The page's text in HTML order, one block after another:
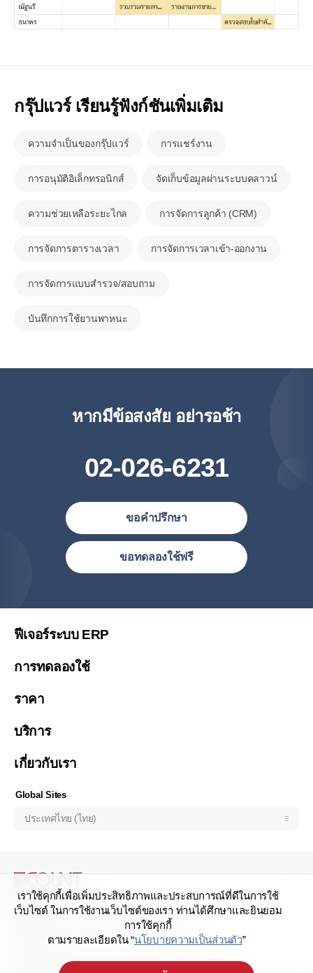
กรุ๊ปแวร์ เรียนรู้ฟังก์ชันเพิ่มเติม
ความจำเป็นของกรุ๊ปแวร์ การแชร์งาน
การอนุมัติอิเล็กทรอนิกส์ จัดเก็บข้อมูลผ่านระบบคลาวน์
ความช่วยเหลือระยะไกล การจัดการลูกค้า (CRM)
การจัดการตารางเวลา การจัดการเวลาเข้า-ออกงาน
การจัดการแบบสำรวจ/สอบถาม
บันทึกการใช้ยานพาหนะ
หากมีข้อสงสัย อย่ารอช้า
02-026-6231
ขอคำปรึกษา
ขอทดลองใช้ฟรี
ฟีเจอร์ระบบ ERP
การทดลองใช้
ราคา
บริการ
เกี่ยวกับเรา
Global Sites
ประเทศไทย (ไทย)
ประเทศไทย (ไทย)
繁體中文
Việt Nam (Tiếng Việt)
Malaysia (English)
Philipines(English)
Узбекистан (русский)
Address
159/28 อาคารเสริมมิตร ทาวเวอร์ ชั้น 17
ถนนสุขุมวิท 21 (อโศก) แขวงคลองเตยเหนือ
เขตวัฒนา กรุงเทพมหานคร 10110
เราใช้คุกกี้เพื่อเพิ่มประสิทธิภาพและประสบการณ์ที่ดีในการใช้
เว็บไซต์ ในการใช้งานเว็บไซต์ของเรา ท่านได้ศึกษาและยินยอม
การใช้คุกกี้
ตามรายละเอียดใน “นโยบายความเป็นส่วนตัว”